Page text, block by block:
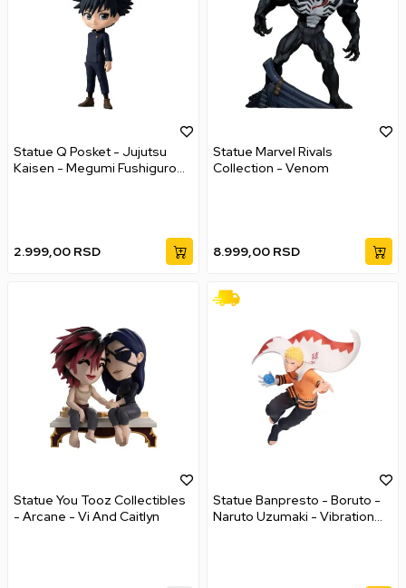
Statue Q Posket - Jujutsu
Kaisen - Megumi Fushiguro
2.999,00 RSD
Statue Marvel Rivals
Collection - Venom
8.999,00 RSD
Statue You Tooz Collectibles
- Arcane - Vi And Caitlyn
Statue Banpresto - Boruto -
Naruto Uzumaki - Vibration